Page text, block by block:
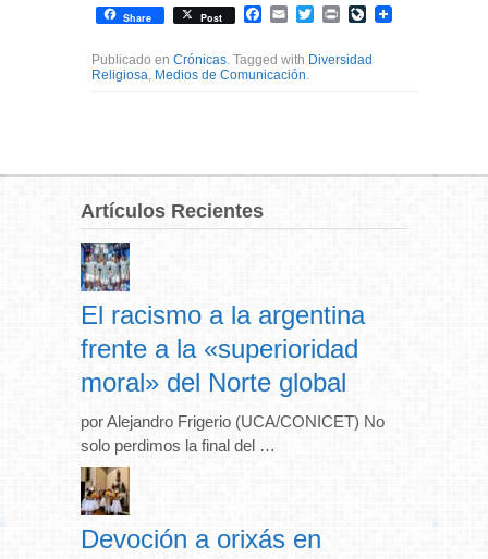
Share Post Facebook
EmailTwitterPrintLiveJournal
Publicado en Crónicas. Tagged with Diversidad
Religiosa, Medios de Comunicación.
Artículos Recientes
El racismo a la argentina
frente a la «superioridad
moral» del Norte global
por Alejandro Frigerio (UCA/CONICET) No
solo perdimos la final del …
Devoción a orixás en